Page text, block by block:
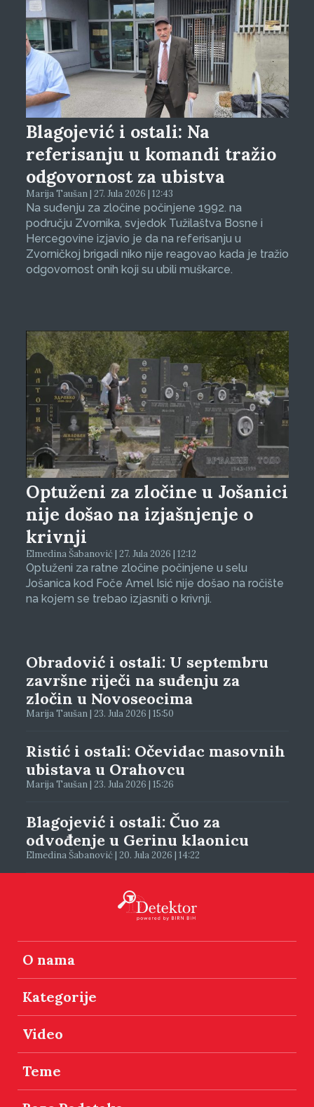
Blagojević i ostali: Na
referisanju u komandi tražio
odgovornost za ubistva
Marija Taušan | 27. Jula 2026 | 12:43
Na suđenju za zločine počinjene 1992. na
području Zvornika, svjedok Tužilaštva Bosne i
Hercegovine izjavio je da na referisanju u
Zvorničkoj brigadi niko nije reagovao kada je tražio
odgovornost onih koji su ubili muškarce.
Optuženi za zločine u Jošanici
nije došao na izjašnjenje o
krivnji
Elmedina Šabanović | 27. Jula 2026 | 12:12
Optuženi za ratne zločine počinjene u selu
Jošanica kod Foče Amel Isić nije došao na ročište
na kojem se trebao izjasniti o krivnji.
Obradović i ostali: U septembru
završne riječi na suđenju za
zločin u Novoseocima
Marija Taušan | 23. Jula 2026 | 15:50
Ristić i ostali: Očevidac masovnih
ubistava u Orahovcu
Marija Taušan | 23. Jula 2026 | 15:26
Blagojević i ostali: Čuo za
odvođenje u Gerinu klaonicu
Elmedina Šabanović | 20. Jula 2026 | 14:22
O nama
Kategorije
Video
Teme